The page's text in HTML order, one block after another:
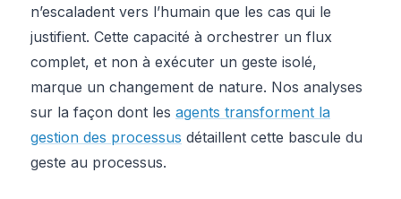
n’escaladent vers l’humain que les cas qui le
justifient. Cette capacité à orchestrer un flux
complet, et non à exécuter un geste isolé,
marque un changement de nature. Nos analyses
sur la façon dont les agents transforment la
gestion des processus détaillent cette bascule du
geste au processus.